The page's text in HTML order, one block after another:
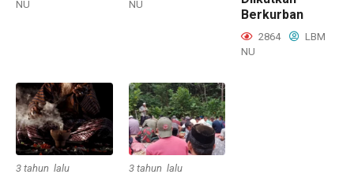
NU
NU
Berkurban
2864
LBM
NU
3 tahun lalu 3 tahun lalu